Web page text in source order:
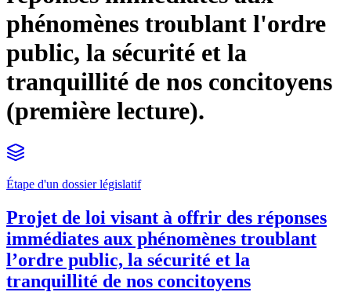
phénomènes troublant l'ordre
public, la sécurité et la
tranquillité de nos concitoyens
(première lecture).
Étape d'un dossier législatif
Projet de loi visant à offrir des réponses
immédiates aux phénomènes troublant
l’ordre public, la sécurité et la
tranquillité de nos concitoyens